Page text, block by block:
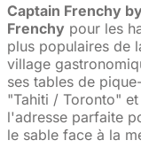
Captain Frenchy
Frenchy pour les
plus populaires de
village
ses tables de
"Tahiti / Toronto"
l'adresse parfaite
le sable face à la